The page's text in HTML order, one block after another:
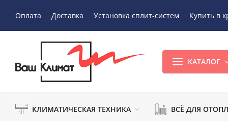
Оплата Доставка Установка сплит-систем Купить в
КАТАЛОГ
КЛИМАТИЧЕСКАЯ ТЕХНИКА ВСЁ ДЛЯ